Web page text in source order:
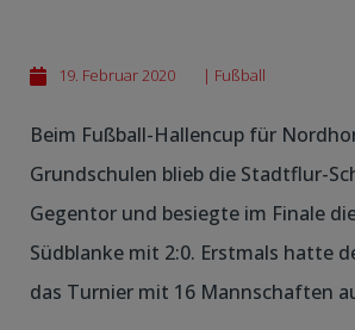
19. Februar 2020 | Fußball
Beim Fußball-Hallencup für
Grundschulen blieb die Stadtflur-
Gegentor und besiegte im Finale
Südblanke mit 2:0. Erstmals hatte
das Turnier mit 16 Mannschaften